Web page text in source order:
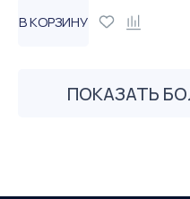
В КОРЗИНУ
ПОКАЗАТЬ